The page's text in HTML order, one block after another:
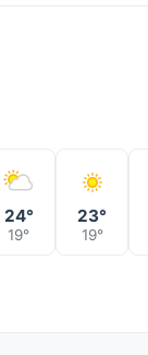
24°
19°
23°
19°